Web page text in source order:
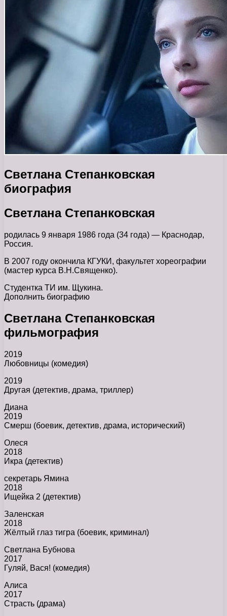
Светлана Степанковская
биография
Светлана Степанковская
родилась 9 января 1986 года (34 года) — Краснодар,
Россия.
В 2007 году окончила КГУКИ, факультет хореографии
(мастер курса В.Н.Священко).
Студентка ТИ им. Щукина.
Дополнить биографию
Светлана Степанковская
фильмография
2019
Любовницы (комедия)
2019
Другая (детектив, драма, триллер)
Диана
2019
Смерш (боевик, детектив, драма, исторический)
Олеся
2018
Икра (детектив)
секретарь Ямина
2018
Ищейка 2 (детектив)
Заленская
2018
Жёлтый глаз тигра (боевик, криминал)
Светлана Бубнова
2017
Гуляй, Вася! (комедия)
Алиса
2017
Страсть (драма)